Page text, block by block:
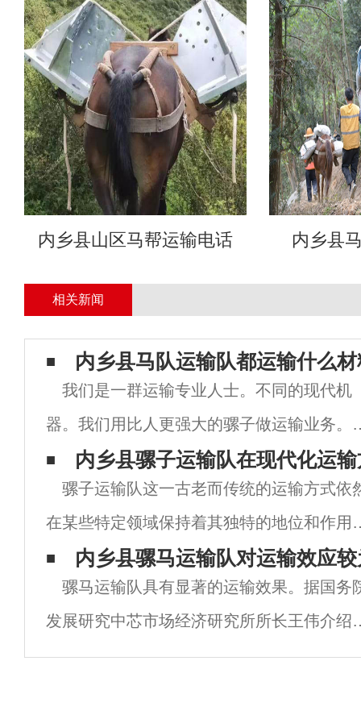
内乡县山区马帮运输电话 内乡县
相关新闻
内乡县马队运输队都运输什么
我们是一群运输专业人士。不同的现代机
器。我们用比人更强大的骡子做运输业务。
多车在山上运不到货，骡子很厉害，一次能
400斤。另外，根据现场路况，耐力很强。
离，骡子可以携带大约4000-8000公斤
内乡县骡子运输队在现代化运
骡子运输队这一古老而传统的运输方式依
在某些特定领域保持着其独特的地位和作用
尽管现代化运输工具如汽车、火车、飞机等
其高效、快速、大容量的特点占据了主导地
位，但骡子运输队在某些特殊环境下的优势
然无
内乡县骡马运输队对运输效应
骡马运输队具有显著的运输效果。据国务
发展研究中芯市场经济研究所所长王伟介绍
6月份电子商务推广和节假日效应明显，线下